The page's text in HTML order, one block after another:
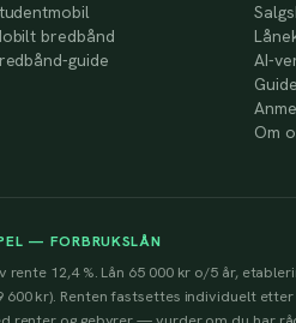
bredbånd
guide
AI-
Om
— FORBRUKSLÅN
rente 12,4 %. Lån 65 000 kr o/5 år,
600 kr). Renten fastsettes individuelt